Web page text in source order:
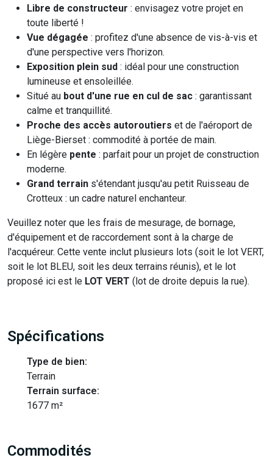
Libre de constructeur : envisagez votre projet en
toute liberté !
Vue dégagée : profitez d'une absence de vis-à-vis et
d'une perspective vers l'horizon.
Exposition plein sud : idéal pour une construction
lumineuse et ensoleillée.
Situé au bout d'une rue en cul de sac : garantissant
calme et tranquillité.
Proche des accès autoroutiers et de l'aéroport de
Liège-Bierset : commodité à portée de main.
En légère pente : parfait pour un projet de construction
moderne.
Grand terrain s'étendant jusqu'au petit Ruisseau de
Crotteux : un cadre naturel enchanteur.
Veuillez noter que les frais de mesurage, de bornage,
d'équipement et de raccordement sont à la charge de
l'acquéreur. Cette vente inclut plusieurs lots (soit le lot VERT,
soit le lot BLEU, soit les deux terrains réunis), et le lot
proposé ici est le LOT VERT (lot de droite depuis la rue).
Spécifications
Type de bien:
Terrain
Terrain surface:
1677 m²
Commodités